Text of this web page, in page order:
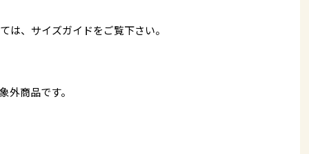
は、サイズガイドをご覧下さい。
外商品です。